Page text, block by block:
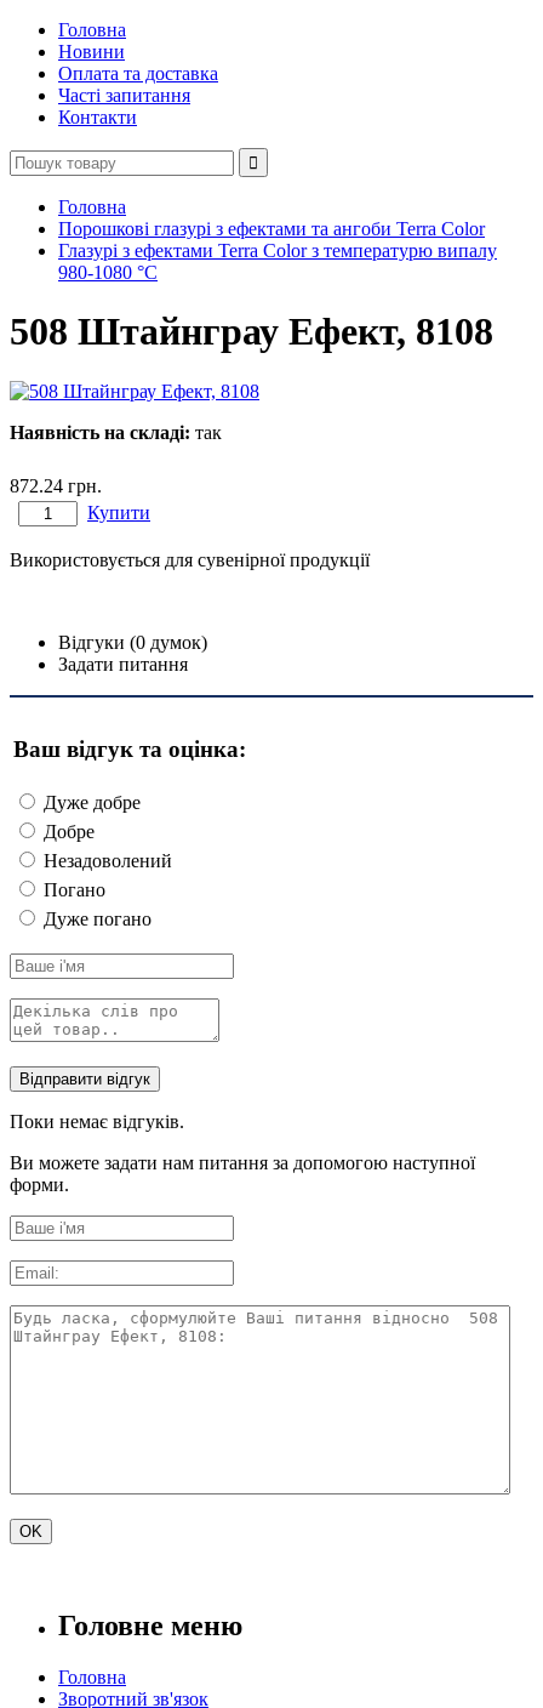
Головна
Новини
Оплата та доставка
Часті запитання
Контакти
Головна
Порошкові глазурі з ефектами та ангоби Terra Color
Глазурі з ефектами Terra Color з температурю випалу
980-1080 °С
508 Штайнграу Ефект, 8108
Наявність на складі: так
872.24 грн.
Купити
Використовується для сувенірної продукції
Відгуки (0 думок)
Задати питання
Ваш відгук та оцінка:
Дуже добре
Добре
Незадоволений
Погано
Дуже погано
Поки немає відгуків.
Ви можете задати нам питання за допомогою наступної
форми.
Головне меню
Головна
Зворотний зв'язок